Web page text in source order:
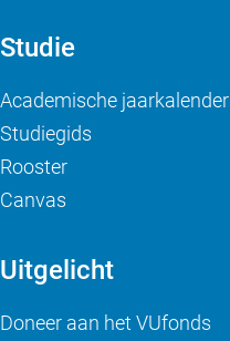
Studie
Academische jaarkalender
Studiegids
Rooster
Canvas
Uitgelicht
Doneer aan het VUfonds